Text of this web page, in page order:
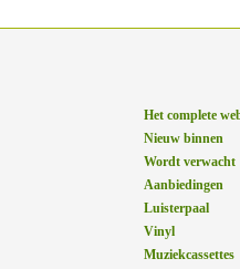
Het complete
Nieuw binnen
Wordt verwacht
Aanbiedingen
Luisterpaal
Vinyl
Muziekcassettes